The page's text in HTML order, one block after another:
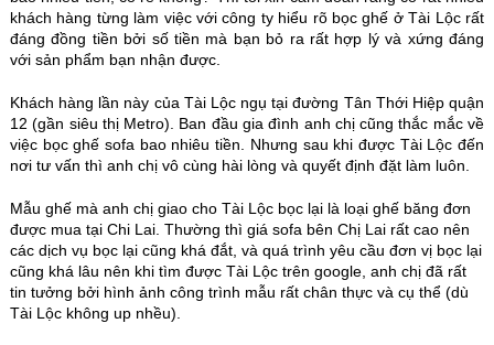
khách hàng từng làm việc với công ty hiểu rõ bọc ghế ở Tài Lộc rất
đáng đồng tiền bởi số tiền mà bạn bỏ ra rất hợp lý và xứng đáng
với sản phẩm bạn nhận được.
Khách hàng lần này của Tài Lộc ngụ tại đường Tân Thới Hiệp quận
12 (gần siêu thị Metro). Ban đầu gia đình anh chị cũng thắc mắc về
việc bọc ghế sofa bao nhiêu tiền. Nhưng sau khi được Tài Lộc đến
nơi tư vấn thì anh chị vô cùng hài lòng và quyết định đặt làm luôn.
Mẫu ghế mà anh chị giao cho Tài Lộc bọc lại là loại ghế băng đơn
được mua tại Chi Lai. Thường thì giá sofa bên Chị Lai rất cao nên
các dịch vụ bọc lại cũng khá đắt, và quá trình yêu cầu đơn vị bọc lại
cũng khá lâu nên khi tìm được Tài Lộc trên google, anh chị đã rất
tin tưởng bởi hình ảnh công trình mẫu rất chân thực và cụ thể (dù
Tài Lộc không up nhều).